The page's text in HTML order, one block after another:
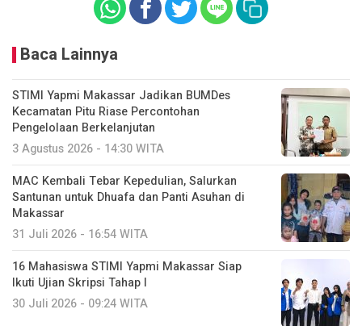
Baca Lainnya
STIMI Yapmi Makassar Jadikan BUMDes
Kecamatan Pitu Riase Percontohan
Pengelolaan Berkelanjutan
3 Agustus 2026 - 14:30 WITA
MAC Kembali Tebar Kepedulian, Salurkan
Santunan untuk Dhuafa dan Panti Asuhan di
Makassar
31 Juli 2026 - 16:54 WITA
16 Mahasiswa STIMI Yapmi Makassar Siap
Ikuti Ujian Skripsi Tahap I
30 Juli 2026 - 09:24 WITA